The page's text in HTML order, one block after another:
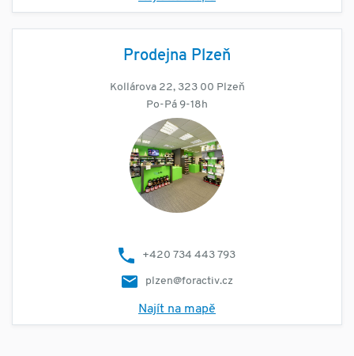
Prodejna Plzeň
Kollárova 22, 323 00 Plzeň
Po-Pá 9-18h
+420 734 443 793
plzen@foractiv.cz
Najít na mapě